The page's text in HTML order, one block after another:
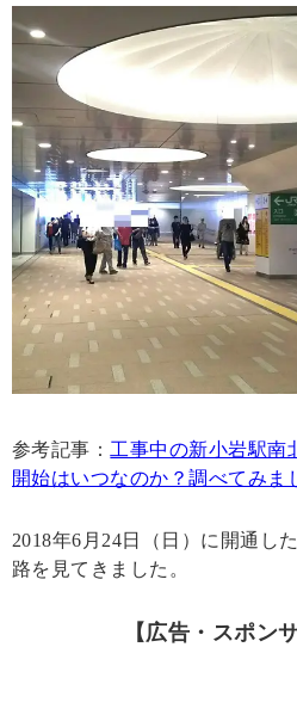
参考記事： 工事中の新小岩駅南
開始はいつなのか？調べてみま
2018年6月24日（日）に開通し
路を見てきました。
【広告・スポン